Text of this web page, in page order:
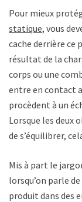
Pour mieux
statique, vous
cache derrière ce
résultat de la
corps ou une
entre en contact
procèdent à un
Lorsque les deux
de s’équilibrer,
Mis à part le
lorsqu’on parle
produit dans des